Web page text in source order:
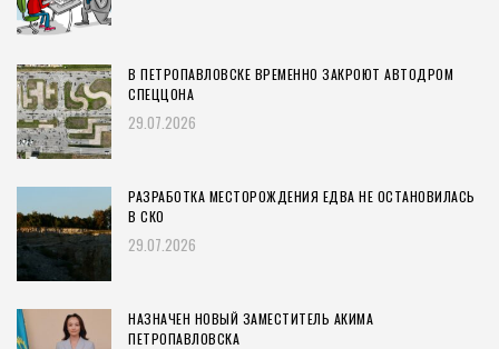
В ПЕТРОПАВЛОВСКЕ ВРЕМЕННО ЗАКРОЮТ АВТОДРОМ
СПЕЦЦОНА
29.07.2026
РАЗРАБОТКА МЕСТОРОЖДЕНИЯ ЕДВА НЕ ОСТАНОВИЛАСЬ
В СКО
29.07.2026
НАЗНАЧЕН НОВЫЙ ЗАМЕСТИТЕЛЬ АКИМА
ПЕТРОПАВЛОВСКА